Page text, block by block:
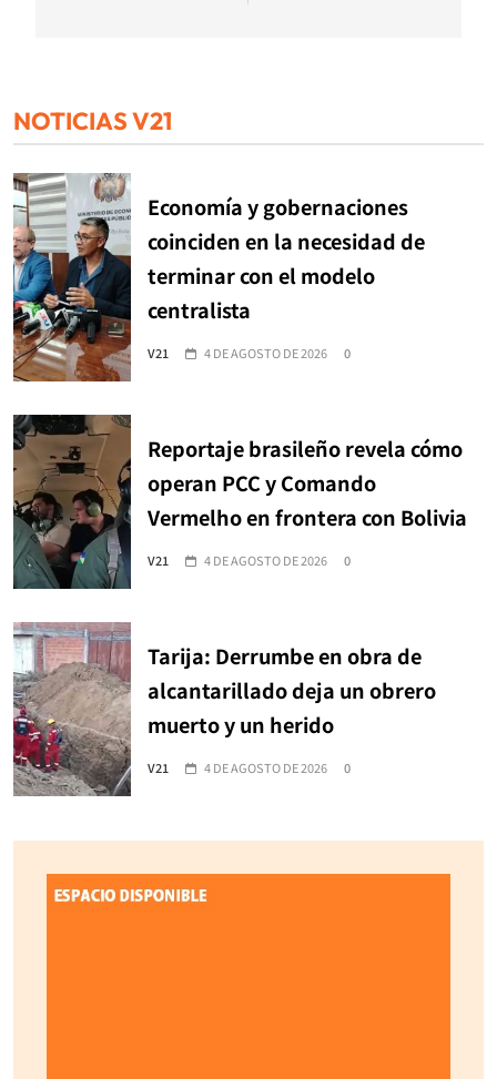
NOTICIAS V21
Economía y gobernaciones
coinciden en la necesidad de
terminar con el modelo
centralista
V21 4 DE AGOSTO DE 2026 0
Reportaje brasileño revela cómo
operan PCC y Comando
Vermelho en frontera con Bolivia
V21 4 DE AGOSTO DE 2026 0
Tarija: Derrumbe en obra de
alcantarillado deja un obrero
muerto y un herido
V21 4 DE AGOSTO DE 2026 0